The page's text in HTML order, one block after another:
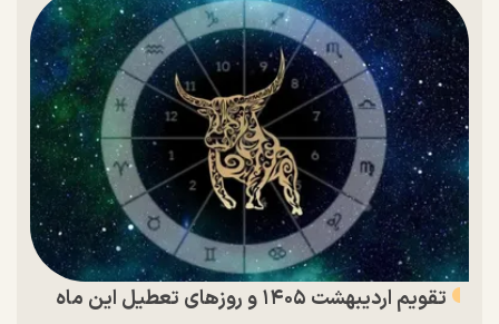
تقویم اردیبهشت ۱۴۰۵ و روز‌های تعطیل این ماه